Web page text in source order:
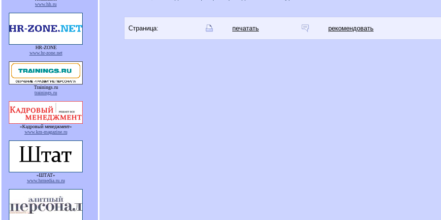
www.hh.ru
HR-ZONE
www.hr-zone.net
Trainings.ru
trainings.ru
«Кадровый менеджмент»
www.km-magazine.ru
«ШТАТ»
www.hrmedia.ru.ru
Страница: печатать рекомендовать